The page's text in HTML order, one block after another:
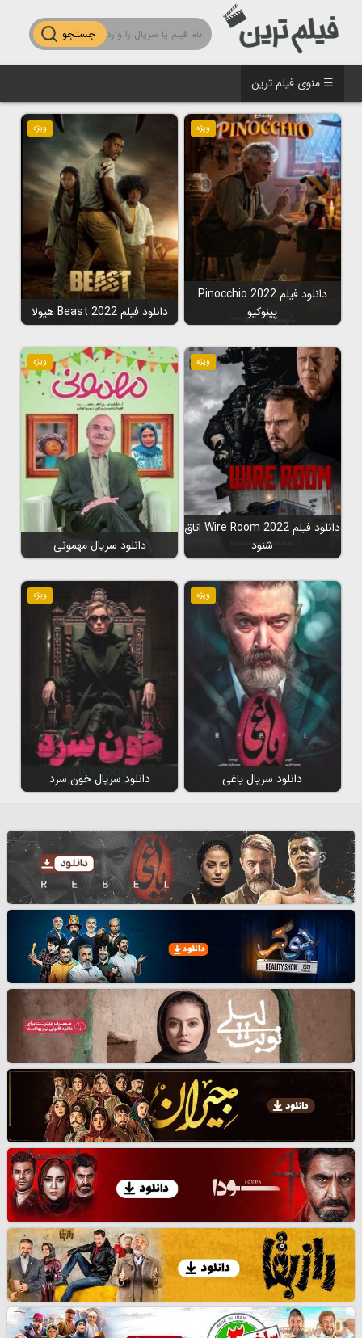
جستجو
☰ منوی فیلم ترین
ویژه
دانلود فیلم Pinocchio 2022
پینوکیو
ویژه
دانلود فیلم Beast 2022 هیولا
ویژه
دانلود فیلم Wire Room 2022 اتاق
شنود
ویژه
دانلود سریال مهمونی
ویژه
دانلود سریال یاغی
ویژه
دانلود سریال خون سرد